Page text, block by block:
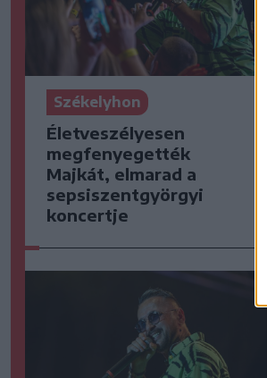
Székelyhon
Életveszélyesen
megfenyegették
Majkát, elmarad a
sepsiszentgyörgyi
koncertje